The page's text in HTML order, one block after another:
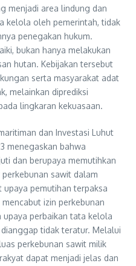
menjadi area lindung dan
kelola oleh pemerintah, tidak
penegakan hukum.
bukan hanya melakukan
hutan. Kebijakan tersebut
serta masyarakat adat
melainkan diprediksi
lingkaran kekuasaan.
dan Investasi Luhut
menegaskan bahwa
dan berupaya memutihkan
sawit dalam
pemutihan terpaksa
izin perkebunan
upaya perbaikan tata kelola
tidak teratur. Melalui
perkebunan sawit milik
dapat menjadi jelas dan